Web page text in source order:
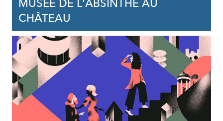
MUSÉE DE L'ABSINTHE AU
CHÂTEAU